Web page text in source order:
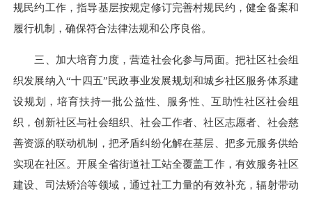
规民约工作，指导基层按规定修订完善村规民约，健全备案和
履行机制，确保符合法律法规和公序良俗。
三、加大培育力度，营造社会化参与局面。把社区社会组
织发展纳入“十四五”民政事业发展规划和城乡社区服务体系建
设规划，培育扶持一批公益性、服务性、互助性社区社会组
织，创新社区与社会组织、社会工作者、社区志愿者、社会慈
善资源的联动机制，把矛盾纠纷化解在基层、把多元服务供给
实现在社区。开展全省街道社工站全覆盖工作，有效服务社区
建设、司法矫治等领域，通过社工力量的有效补充，辐射带动